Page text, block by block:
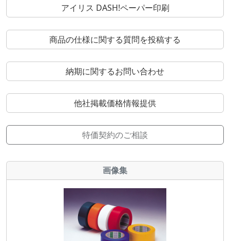
アイリス DASH!ペーパー印刷
商品の仕様に関する質問を投稿する
納期に関するお問い合わせ
他社掲載価格情報提供
特価契約のご相談
画像集